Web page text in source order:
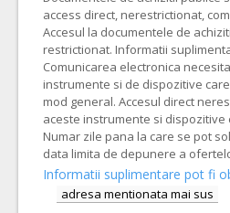
access direct, nerestrictionat,
Accesul la documentele de
restrictionat. Informatii
Comunicarea electronica
instrumente si de dispozitive
mod general. Accesul direct
aceste instrumente si dispozitive
Numar zile pana la care se pot
data limita de depunere a
Informatii suplimentare pot fi
adresa mentionata mai sus